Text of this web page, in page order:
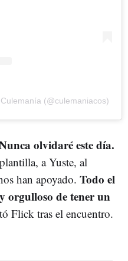
(@culemaniacos)
olvidaré este día.
a Yuste, al
han apoyado. Todo el
orgulloso de tener un
Flick tras el encuentro.